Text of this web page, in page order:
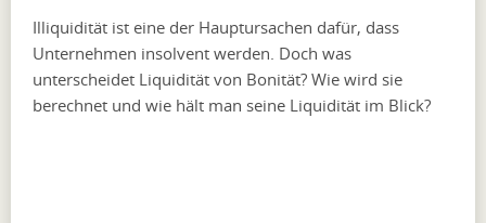
Illiquidität ist eine der Hauptursachen dafür, dass
Unternehmen insolvent werden. Doch was
unterscheidet Liquidität von Bonität? Wie wird sie
berechnet und wie hält man seine Liquidität im Blick?